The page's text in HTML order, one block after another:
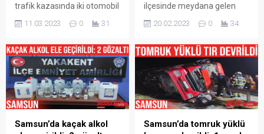
trafik kazasında iki otomobil
yaralandı. Kaza, Samsun’un
Sinop karayolunda
meydana geldi. Edinilen
bilgiye göre, Sinop
istikametine seyir halinde
olan Doğuş Can
Bayıldım(26) idaresindeki 57
AK 155 plakalı otomobil,
11.03.2023 0 31
ilçesinde meydana gelen
mahalle yolu trafiğe
Yakakent ilçesinde etkili
olan kar yağışı ve yağmurun
ardından Küplüağzı Oğuz
Mahallesi yolunda heyelan
meydana geldi. Heyelan
sonrasında yol trafiğe
kapandı. Ulaşıma kapanan
20.02.2023 0 34
Samsun’da kaçak alkol
Samsun’da tomruk yüklü